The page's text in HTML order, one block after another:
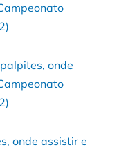
onde
onde assistir e